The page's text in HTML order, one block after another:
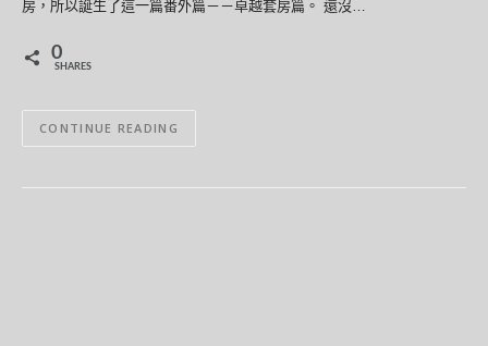
房，所以誕生了這一篇番外篇－－卓越套房篇。 還沒…
0
SHARES
CONTINUE READING